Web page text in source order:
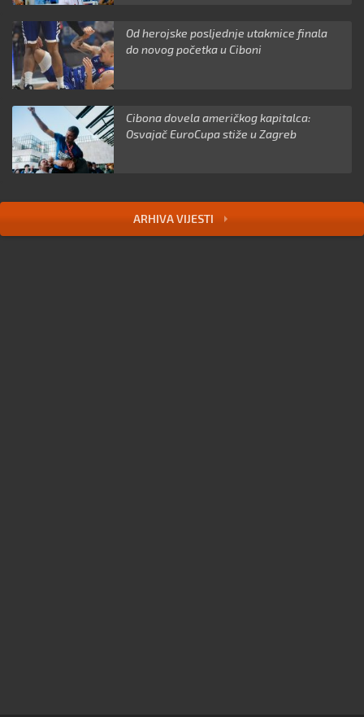
Od herojske posljednje utakmice finala
do novog početka u Ciboni
Cibona dovela američkog kapitalca:
Osvajač EuroCupa stiže u Zagreb
ARHIVA VIJESTI